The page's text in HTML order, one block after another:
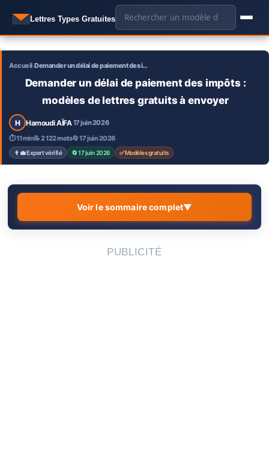
Lettres Types Gratuites 🔍
contenu
Accueil›Demander un délai de paiement des i…
Demander un délai de paiement des impôts :
modèles de lettres gratuits à envoyer
H Hamoudi AÏFA·17 juin 2026
⏱ 11 min📝 2 122 mots🔄 17 juin 2026
👨‍💼 Expert vérifié 🔄 17 juin 2026 ✅ Modèles gratuits
Voir le sommaire complet▼
PUBLICITÉ